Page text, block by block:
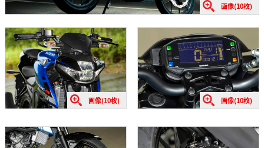
画像(10枚)
画像(10枚) 画像(10枚)